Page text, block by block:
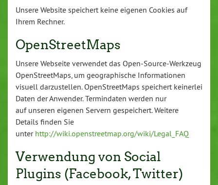
Unsere Website speichert keine eigenen Cookies auf
Ihrem Rechner.
OpenStreetMaps
Unsere Webseite verwendet das Open-Source-Werkzeug
OpenStreetMaps, um geographische Informationen
visuell darzustellen. OpenStreetMaps speichert keinerlei
Daten der Anwender. Termindaten werden nur
auf unseren eigenen Servern gespeichert. Weitere
Details finden Sie
unter http://wiki.openstreetmap.org/wiki/Legal_FAQ
Verwendung von Social
Plugins (Facebook, Twitter)